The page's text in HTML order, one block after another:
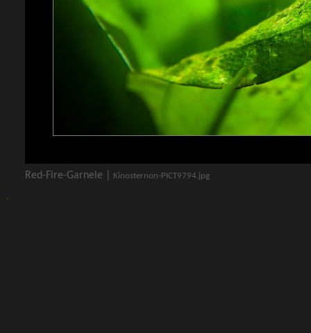
Red-Fire-Garnele | Kinosternon-PICT9794.jpg